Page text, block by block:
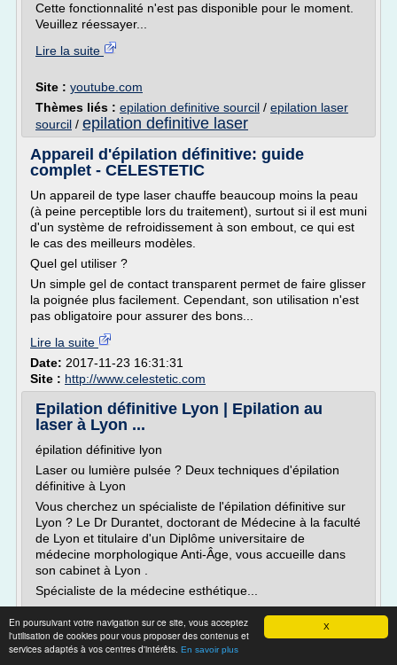
X
En poursuivant votre navigation sur ce site, vous acceptez
l'utilisation de cookies pour vous proposer des contenus et
services adaptés à vos centres d'intérêts. En savoir plus
Cette fonctionnalité n'est pas disponible pour le moment.
Veuillez réessayer...
Lire la suite
Site : youtube.com
Thèmes liés : epilation definitive sourcil / epilation laser
sourcil / epilation definitive laser
Appareil d'épilation définitive: guide
complet - CELESTETIC
Un appareil de type laser chauffe beaucoup moins la peau
(à peine perceptible lors du traitement), surtout si il est muni
d'un système de refroidissement à son embout, ce qui est
le cas des meilleurs modèles.
Quel gel utiliser ?
Un simple gel de contact transparent permet de faire glisser
la poignée plus facilement. Cependant, son utilisation n'est
pas obligatoire pour assurer des bons...
Lire la suite
Date: 2017-11-23 16:31:31
Site : http://www.celestetic.com
Epilation définitive Lyon | Epilation au
laser à Lyon ...
épilation définitive lyon
Laser ou lumière pulsée ? Deux techniques d'épilation
définitive à Lyon
Vous cherchez un spécialiste de l'épilation définitive sur
Lyon ? Le Dr Durantet, doctorant de Médecine à la faculté
de Lyon et titulaire d'un Diplôme universitaire de
médecine morphologique Anti-Âge, vous accueille dans
son cabinet à Lyon .
Spécialiste de la médecine esthétique...
Lire la suite
Date:2016-05-04 17:38:57
Site :http://www.dr-durantet.com